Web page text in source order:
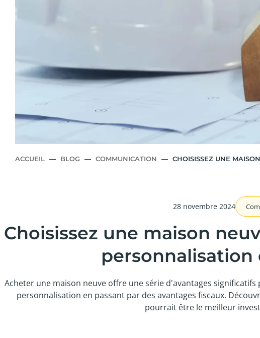
ACCUEIL — BLOG — COMMUNICATION — CHOISISSEZ UNE
28 novembre 2024
Choisissez une maison
personnalisation
Acheter une maison neuve offre une série d'avantages
personnalisation en passant par des avantages fiscaux.
pourrait être le meilleur